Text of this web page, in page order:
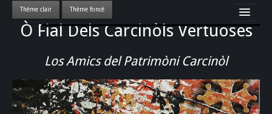
Ò Fial Dels Carcinòls Vertuoses
Los Amics del Patrimòni Carcinòl
Accueil
LES QUERCYNOIS & LEUR CULTURE
PATRIMOINE
GASTRONOMIE